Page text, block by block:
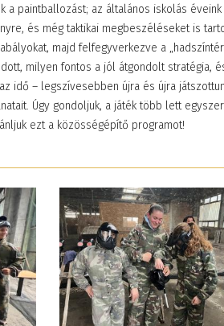
a paintballozást; az általános iskolás
és még taktikai megbeszéléseket is
majd felfegyverkezve a
milyen fontos a jól átgondolt stratégia,
idő – legszívesebben újra és újra
Úgy gondoljuk, a játék több lett
ezt a közösségépítő programot!